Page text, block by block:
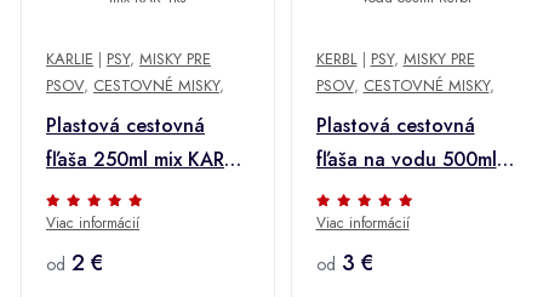
KARLIE | PSY, MISKY PRE
PSOV, CESTOVNÉ MISKY,
Plastová cestovná
fľaša 250ml mix KAR
1ks
Viac informácií
od 2 €
KERBL| PSY, MISKY PRE
PSOV, CESTOVNÉ MISKY,
Plastová cestovná
fľaša na vodu 500ml
Kerbl
Viac informácií
od 3 €